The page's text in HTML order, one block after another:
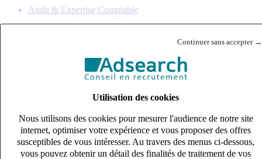
Continuer sans accepter →
Utilisation des cookies
Nous utilisons des cookies pour mesurer l'audience de notre site
internet, optimiser votre expérience et vous proposer des offres
susceptibles de vous intéresser. Au travers des menus ci-dessous,
vous pouvez obtenir un détail des finalités de traitement de vos
Audit & Expertise Comptable